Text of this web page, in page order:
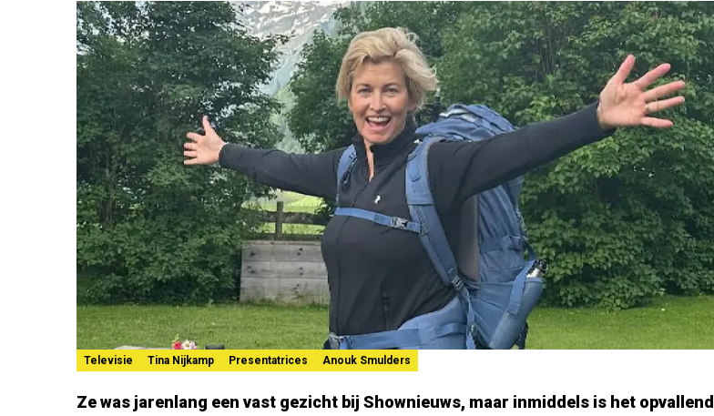
Televisie Tina Nijkamp Presentatrices Anouk Smulders
Ze was jarenlang een vast gezicht bij Shownieuws, maar inmiddels is het opvallend